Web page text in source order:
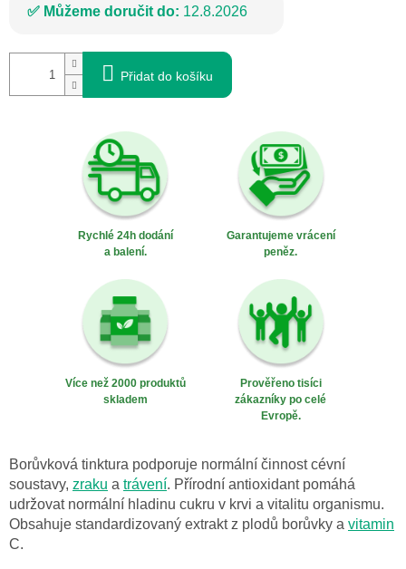
Můžeme doručit do: 12.8.2026
Přidat do košíku
Rychlé 24h dodání
a balení.
Garantujeme vrácení
peněz.
Více než 2000 produktů
skladem
Prověřeno tisíci
zákazníky po celé
Evropě.
Borůvková tinktura podporuje normální činnost cévní
soustavy, zraku a trávení. Přírodní antioxidant pomáhá
udržovat normální hladinu cukru v krvi a vitalitu organismu.
Obsahuje standardizovaný extrakt z plodů borůvky a vitamin
C.